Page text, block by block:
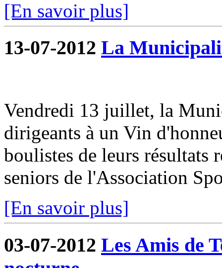
[En savoir plus]
13-07-2012 La
Vendredi 13 juillet, la
dirigeants à un Vin
boulistes de leurs résultats
seniors de l'Association
[En savoir plus]
03-07-2012 Les Amis de